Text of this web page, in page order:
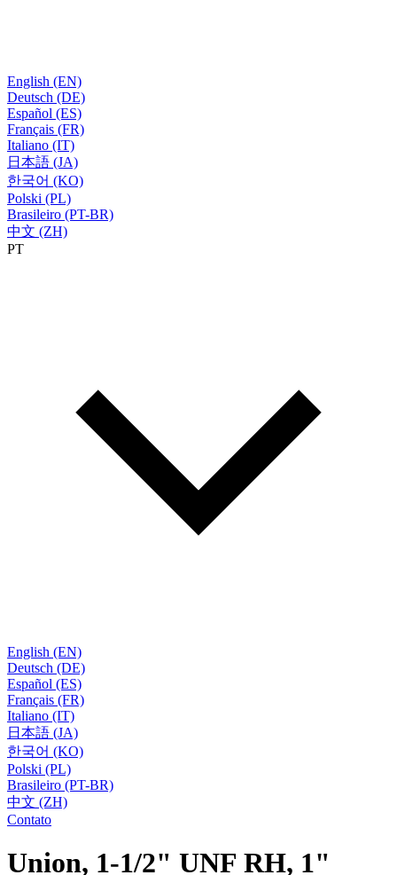
English (EN)
Deutsch (DE)
Español (ES)
Français (FR)
Italiano (IT)
日本語 (JA)
한국어 (KO)
Polski (PL)
Brasileiro (PT-BR)
中文 (ZH)
PT
English (EN)
Deutsch (DE)
Español (ES)
Français (FR)
Italiano (IT)
日本語 (JA)
한국어 (KO)
Polski (PL)
Brasileiro (PT-BR)
中文 (ZH)
Contato
Union, 1-1/2" UNF RH, 1"